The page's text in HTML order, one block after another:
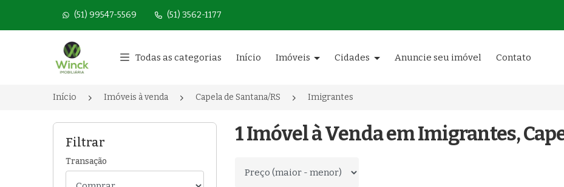
(51) 99547-5569 (51) 3562-1177
Página inicial
Todas as categorias Início Imóveis Cidades Anuncie seu imóvel Contato
Início Imóveis à venda Capela de Santana/RS Imigrantes
Filtrar
Transação
1 Imóvel à Venda em Imigrantes,
Ordenar por